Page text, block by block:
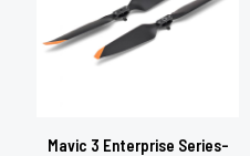
Mavic 3 Enterprise Series-